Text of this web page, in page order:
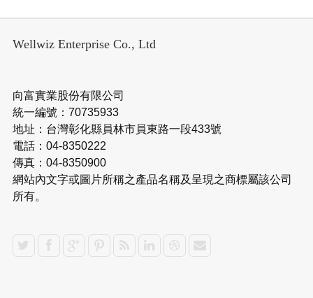
Wellwiz Enterprise Co., Ltd
向富實業股份有限公司
統一編號：70735933
地址：台灣彰化縣員林市員東路一段433號
電話：04-8350222
傳真：04-8350900
網站內文字或圖片所稱之產品名稱及呈現之商標屬該公司
所有。